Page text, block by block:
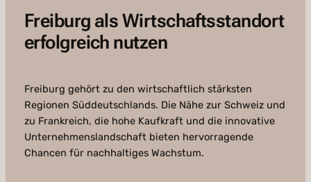
Freiburg als Wirtschaftsstandort
erfolgreich nutzen
Freiburg gehört zu den wirtschaftlich stärksten
Regionen Süddeutschlands. Die Nähe zur Schweiz und
zu Frankreich, die hohe Kaufkraft und die innovative
Unternehmenslandschaft bieten hervorragende
Chancen für nachhaltiges Wachstum.